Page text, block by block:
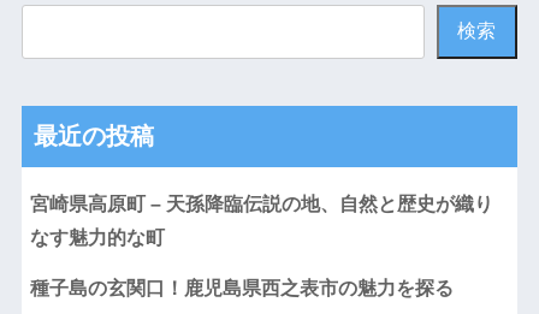
検索
最近の投稿
宮崎県高原町 – 天孫降臨伝説の地、自然と歴史が織り
なす魅力的な町
種子島の玄関口！鹿児島県西之表市の魅力を探る